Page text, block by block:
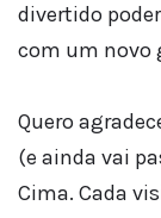
divertido
com um novo
Quero
(e ainda vai
Cima. Cada